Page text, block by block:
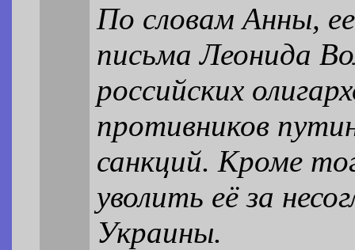
По словам Анны,
письма Леонида
российских
противников
санкций. Кроме
уволить её за
Украины.